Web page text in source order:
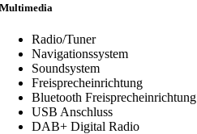
Multimedia
Radio/Tuner
Navigationssystem
Soundsystem
Freisprecheinrichtung
Bluetooth Freisprecheinrichtung
USB Anschluss
DAB+ Digital Radio